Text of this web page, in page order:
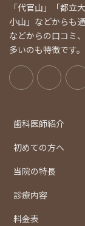
「代官山」「都立
小山」などからも
などからの口コミ
多いのも特徴です。
歯科医師紹介
初めての方へ
当院の特長
診療内容
料金表